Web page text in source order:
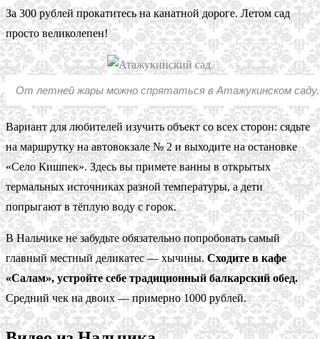
За 300 рублей прокатитесь на канатной дороге. Летом сад
просто великолепен!
От летней жары можно спрятаться в Атажукинском саду.
Вариант для любителей изучить объект со всех сторон: сядьте
на маршрутку на автовокзале № 2 и выходите на остановке
«Село Кишпек». Здесь вы примете ванны в открытых
термальных источниках разной температуры, а дети
попрыгают в тёплую воду с горок.
В Нальчике не забудьте обязательно попробовать самый
главный местный деликатес — хычины.Сходите в кафе
«Салам», устройте себе традиционный балкарский обед.
Средний чек на двоих — примерно 1000 рублей.